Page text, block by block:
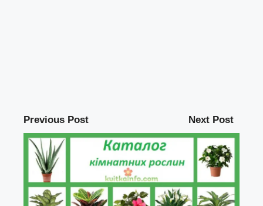
Previous Post Next Post